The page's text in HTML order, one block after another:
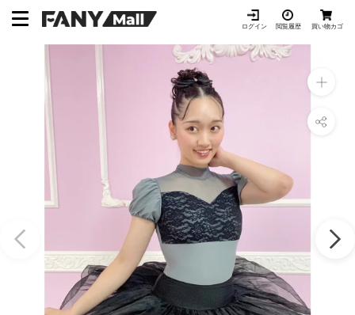
ログイン 閲覧履歴 買い物カゴ